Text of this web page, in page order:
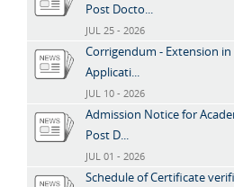
Post Docto...
JUL 25 - 2026
Corrigendum - Extension
Applicati...
JUL 10 - 2026
Admission Notice for
Post D...
JUL 01 - 2026
Schedule of Certificate